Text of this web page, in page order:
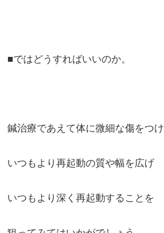
■ではどうすればいいのか。
鍼治療であえて体に微細な傷をつけ
いつもより再起動の質や幅を広げ
いつもより深く再起動することを